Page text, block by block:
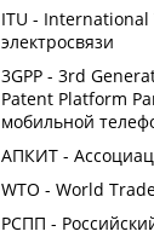
ITU -
электросвязи
3GPP - 3rd
Patent Platform
мобильной
АПКИТ -
WTO - World
РСПП -